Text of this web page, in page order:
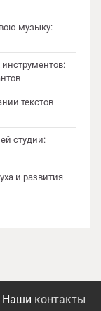
музыку:
текстов
студии:
и развития
Наши контакты